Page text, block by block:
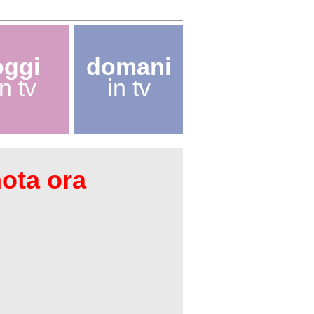
tv
domani
in tv
ora